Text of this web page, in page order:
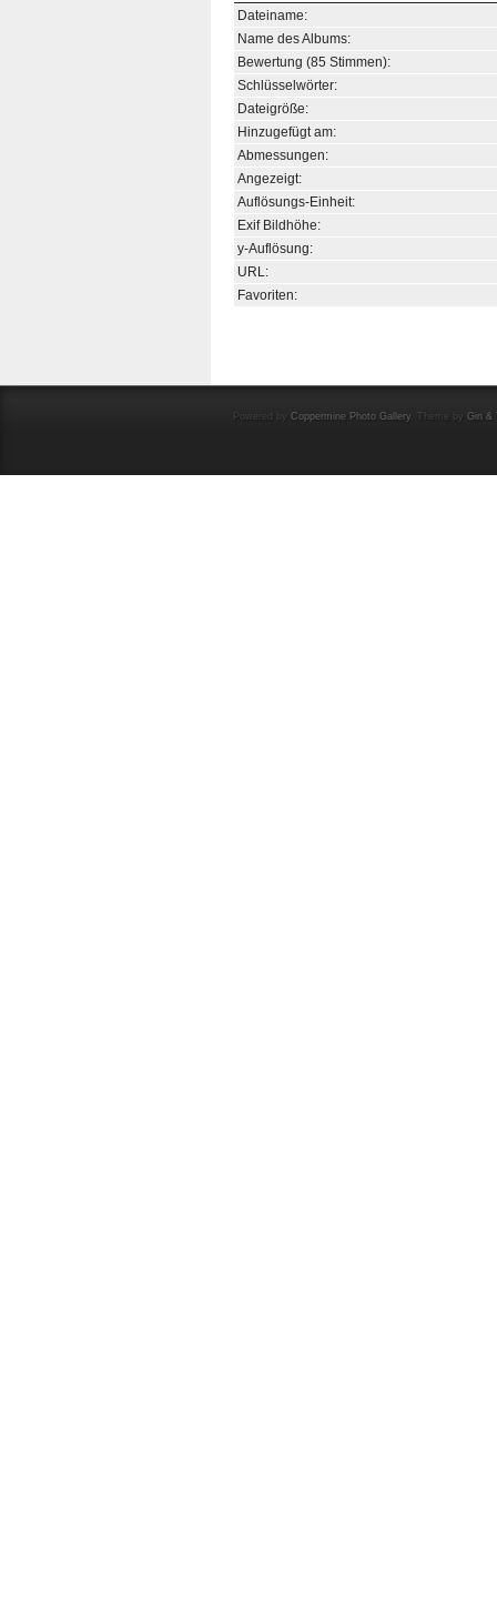
Dateiname:
Name des Albums:
Bewertung (85 Stimmen):
Schlüsselwörter:
Dateigröße:
Hinzugefügt am:
Abmessungen:
Angezeigt:
Auflösungs-Einheit:
Exif Bildhöhe:
y-Auflösung:
URL:
Favoriten:
Powered by Coppermine Photo Gallery. Theme by Gin &